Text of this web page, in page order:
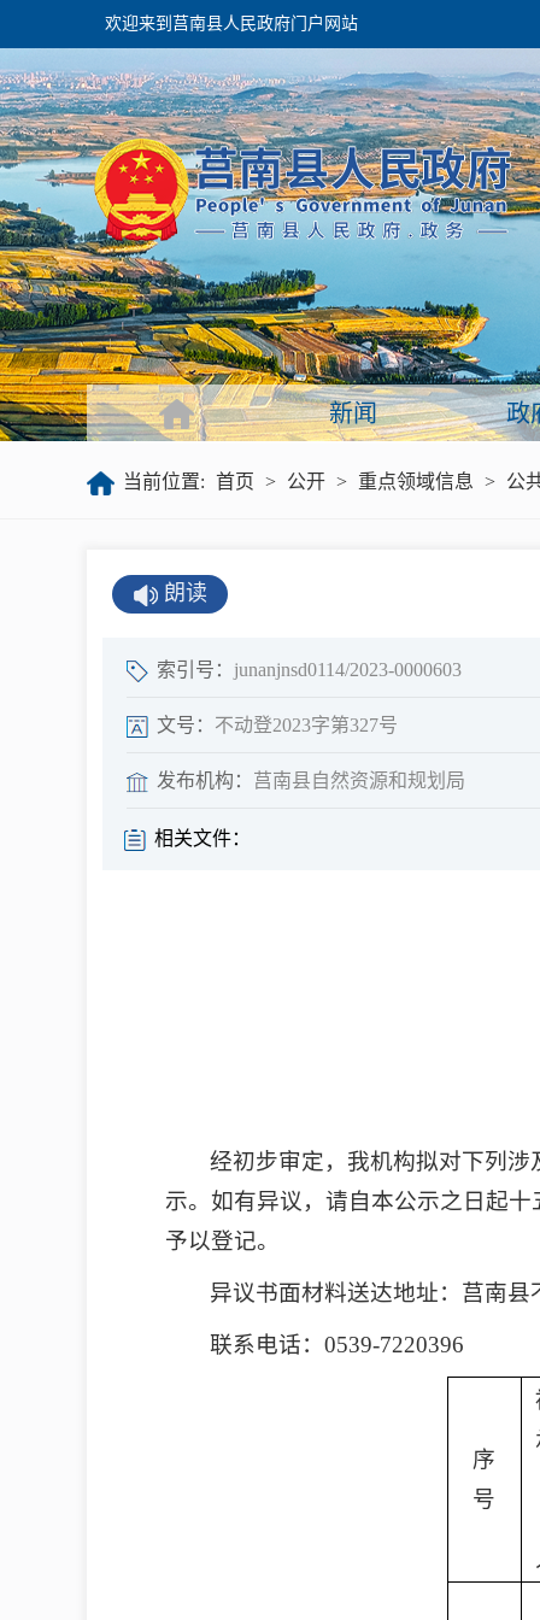
欢迎来到莒南县人民政府门户网站
政府
领导之窗
政府会议
政府工作报告
公共企事业单
息
县情
新闻 政
当前位置: 首页 > 公开 > 重点领域信息 > 公
朗读
索引号： junanjnsd0114/2023-0000603
文号： 不动登2023字第327号
发布机构： 莒南县自然资源和规划局
相关文件：
经初步审定，我机构拟对下列
示。如有异议，请自本公示之日起
予以登记。
异议书面材料送达地址：莒南
联系电话：0539-7220396
序
号